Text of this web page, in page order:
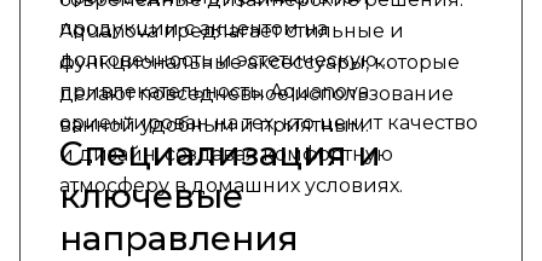
Aquanova предлагает стильные и
функциональные аксессуары, которые
делают повседневное использование
ванной удобным и приятным.
продукции с акцентом на
долговечность и эстетическую
привлекательность. Aquanova
ориентирован на тех, кто ценит качество
и дизайн, создавая комфортную
атмосферу в домашних условиях.
Специализация и
ключевые
направления